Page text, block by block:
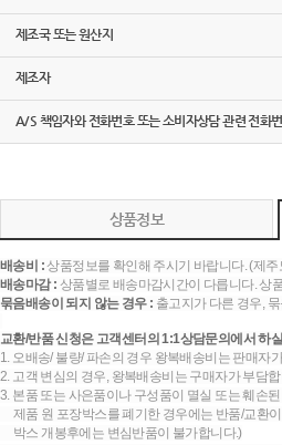
제조국 또는 원산지
제조자
A/S 책임자와 전화번호 또는 소비자상담 관련 전화
상품정보
배송비 :상품정보를 확인해 주시기 바랍니다. (제
배송마감 : 상품별로 배송마감시간이 다릅니다. 상
묶음배송이 되지 않는 경우 : 출고지가 다른 경우,
교환/반품 신청은 고객센터의 1:1상담문의에서 하
1. 오배송/ 불량/ 파손의 경우 왕복배송비는 판매자
2. 고객 변심의 경우, 왕복배송비는 구매자가 부담
3. 본품 또는 사은품이나 구성품이 멸실 또는 훼손
제품 원 포장박스를 폐기한 경우에는 반품/교환
박스 개봉후에는 변심반품이 불가합니다.)